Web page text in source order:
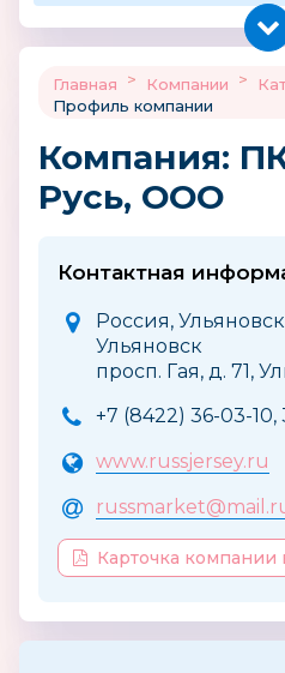
Главная > Компании >
Профиль компании
Компания:
Русь, ООО
Контактная
Россия,
Ульяновск
просп. Гая, д. 71,
+7 (8422) 36-03-
www.russjersey.ru
Карточка компании